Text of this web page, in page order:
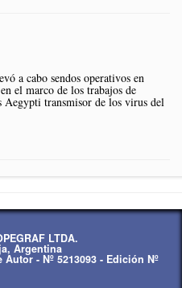
a cabo sendos operativos en
el marco de los trabajos de
transmisor de los virus del
LTDA.
Argentina
- Nº 5213093 - Edición Nº